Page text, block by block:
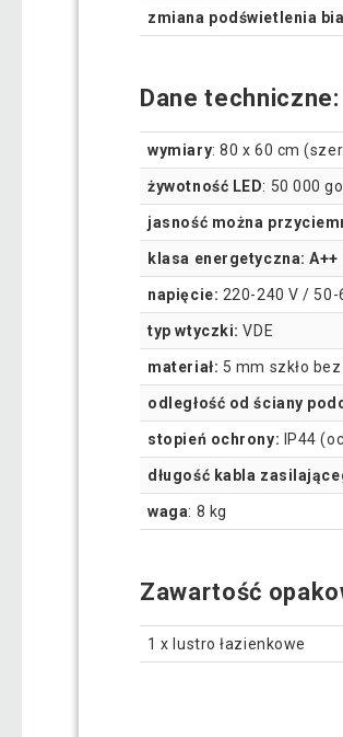
zmiana podświetlenia
Dane techniczne:
wymiary: 80 x 60 cm
żywotność LED: 50 000
jasność można
klasa energetyczna: A++
napięcie: 220-240 V / 50-
typ wtyczki: VDE
materiał: 5 mm szkło
odległość od ściany
stopień ochrony: IP44
długość kabla
waga: 8 kg
Zawartość
1 x lustro łazienkowe